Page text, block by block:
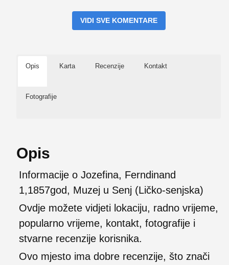
VIDI SVE KOMENTARE
Opis Karta Recenzije Kontakt
Fotografije
Opis
Informacije o Jozefina, Ferndinand
1,1857god, Muzej u Senj (Ličko-senjska)
Ovdje možete vidjeti lokaciju, radno vrijeme,
popularno vrijeme, kontakt, fotografije i
stvarne recenzije korisnika.
Ovo mjesto ima dobre recenzije, što znači